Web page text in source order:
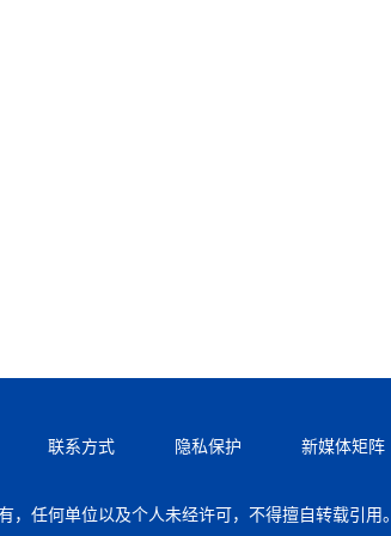
联系方式 隐私保护 新媒体矩阵
，任何单位以及个人未经许可，不得擅自转载引用。